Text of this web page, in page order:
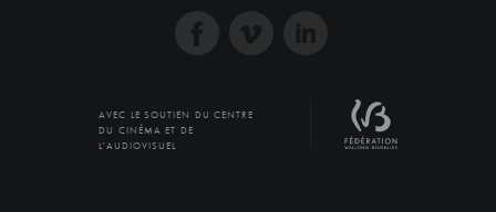
AVEC LE SOUTIEN DU CENTRE
DU CINÉMA ET DE
L'AUDIOVISUEL